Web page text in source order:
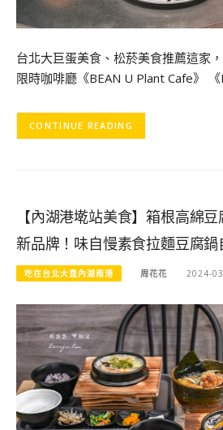
台北大巨蛋美食、松菸美食推薦這家
限時咖啡廳《BEAN U Plant Cafe》
CONTINUE READING
【內湖港墘站美食】箱根高綿
新品牌！味自慢素食拉麵豆腐鍋
吃在台北大直內湖南港 周花花 2024-